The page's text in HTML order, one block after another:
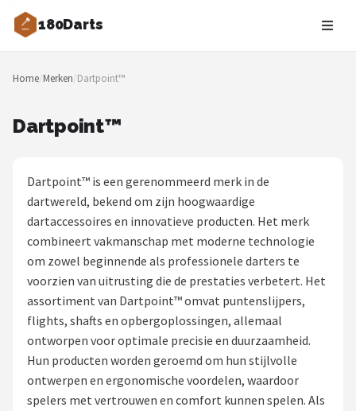
180Darts
Zoeken
NAVIGATIE
Blog
Dartspelers
Toernooien
Spelregels
Uitgooilijst
Dartshop
Home/Merken/Dartpoint™
Dartpoint™
Dartpoint™ is een gerenommeerd merk in de
dartwereld, bekend om zijn hoogwaardige
dartaccessoires en innovatieve producten. Het merk
combineert vakmanschap met moderne technologie
om zowel beginnende als professionele darters te
voorzien van uitrusting die de prestaties verbetert. Het
assortiment van Dartpoint™ omvat puntenslijpers,
flights, shafts en opbergoplossingen, allemaal
ontworpen voor optimale precisie en duurzaamheid.
Hun producten worden geroemd om hun stijlvolle
ontwerpen en ergonomische voordelen, waardoor
spelers met vertrouwen en comfort kunnen spelen. Als